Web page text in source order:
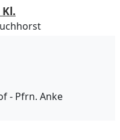
Pfrn. Anke